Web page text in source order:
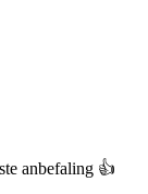
anbefaling 👍